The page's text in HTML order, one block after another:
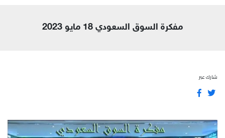
مفكرة السوق السعودي 18 مايو 2023
شارك عبر